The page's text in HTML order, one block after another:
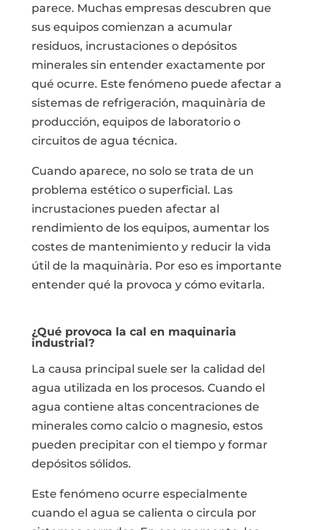
parece. Muchas empresas descubren que
sus equipos comienzan a acumular
residuos, incrustaciones o depósitos
minerales sin entender exactamente por
qué ocurre. Este fenómeno puede afectar a
sistemas de refrigeración, maquinària de
producción, equipos de laboratorio o
circuitos de agua técnica.
Cuando aparece, no solo se trata de un
problema estético o superficial. Las
incrustaciones pueden afectar al
rendimiento de los equipos, aumentar los
costes de mantenimiento y reducir la vida
útil de la maquinària. Por eso es importante
entender qué la provoca y cómo evitarla.
¿Qué provoca la cal en maquinaria
industrial?
La causa principal suele ser la calidad del
agua utilizada en los procesos. Cuando el
agua contiene altas concentraciones de
minerales como calcio o magnesio, estos
pueden precipitar con el tiempo y formar
depósitos sólidos.
Este fenómeno ocurre especialmente
cuando el agua se calienta o circula por